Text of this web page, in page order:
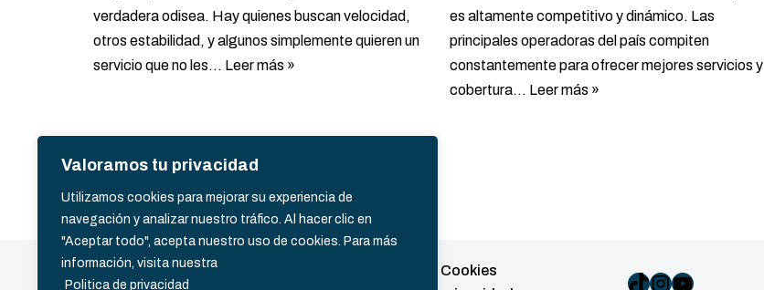
Valoramos tu privacidad
Utilizamos cookies para mejorar su experiencia de
navegación y analizar nuestro tráfico. Al hacer clic en
"Aceptar todo", acepta nuestro uso de cookies. Para más
información, visita nuestra
Politica de privacidad
verdadera odisea. Hay quienes buscan velocidad,
otros estabilidad, y algunos simplemente quieren un
servicio que no les… Leer más »
es altamente competitivo y dinámico. Las
principales operadoras del país compiten
constantemente para ofrecer mejores servicios y
cobertura… Leer más »
Política de Cookies